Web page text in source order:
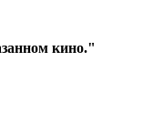
кино."